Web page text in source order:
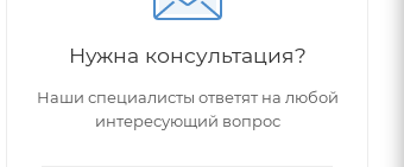
Нужна консультация?
Наши специалисты ответят на любой
интересующий вопрос